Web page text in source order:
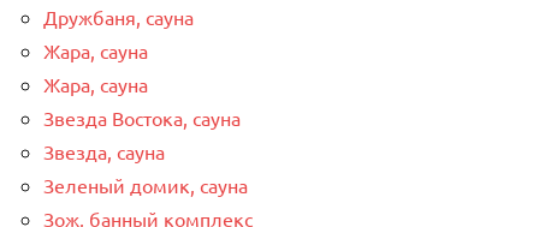
Дружбаня, сауна
Жара, сауна
Жара, сауна
Звезда Востока, сауна
Звезда, сауна
Зеленый домик, сауна
Зож, банный комплекс